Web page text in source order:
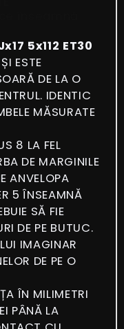
5x112 ET30
ESTE
DE LA O
IDENTIC
MĂSURATE
8 LA FEL
DE MARGINILE
ANVELOPA
5 ÎNSEAMNĂ
SĂ FIE
DE PE BUTUC.
IMAGINAR
DE PE O
ÎN MILIMETRI
PÂNĂ LA